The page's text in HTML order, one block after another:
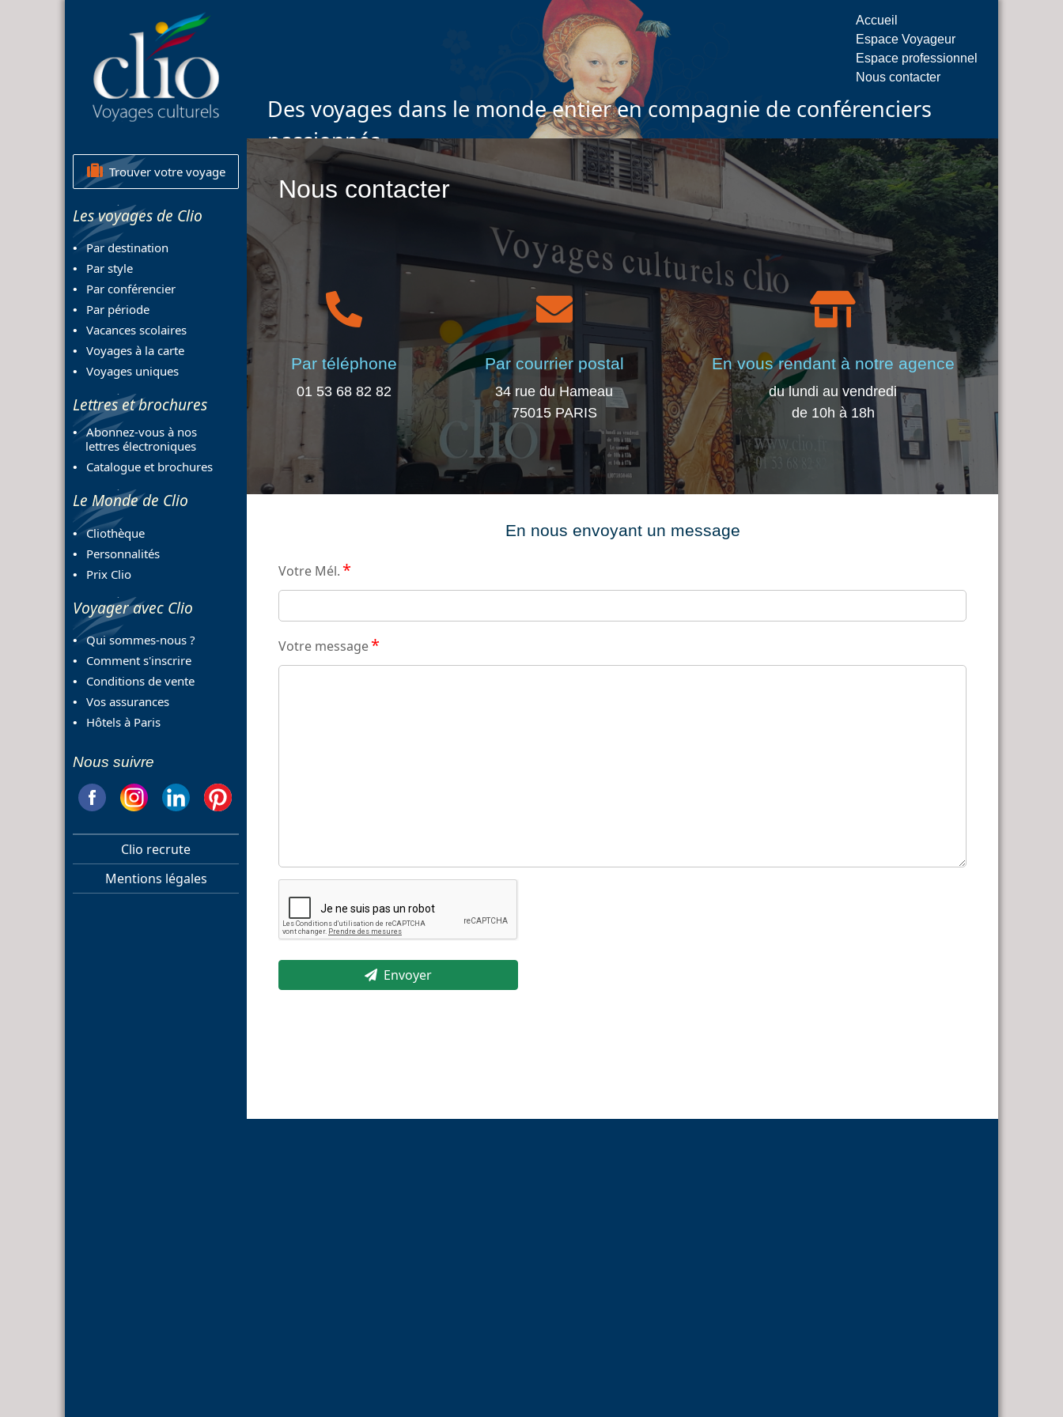
Accueil
Espace Voyageur
Espace professionnel
Nous contacter
Des voyages dans le monde entier en compagnie de conférenciers
passionnés
Trouver votre voyage
Les voyages de Clio
Par destination
Par style
Par conférencier
Par période
Vacances scolaires
Voyages à la carte
Voyages uniques
Lettres et brochures
Abonnez-vous à nos
lettres électroniques
Catalogue et brochures
Le Monde de Clio
Cliothèque
Personnalités
Prix Clio
Voyager avec Clio
Qui sommes-nous ?
Comment s'inscrire
Conditions de vente
Vos assurances
Hôtels à Paris
Nous suivre
Clio recrute
Mentions légales
Nous contacter
Par téléphone
01 53 68 82 82
Par courrier postal
34 rue du Hameau
75015 PARIS
En vous rendant à notre agence
du lundi au vendredi
de 10h à 18h
En nous envoyant un message
Votre Mél. *
Votre message*
Envoyer